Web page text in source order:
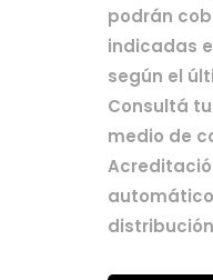
podrán
indicadas
según el
Consultá
medio de